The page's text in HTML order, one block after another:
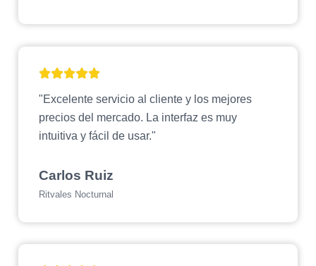
"Excelente servicio al cliente y los mejores
precios del mercado. La interfaz es muy
intuitiva y fácil de usar."
Carlos Ruiz
Ritvales Nocturnal